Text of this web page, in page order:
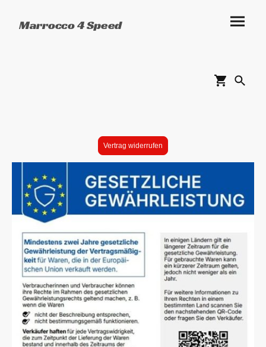
Marrocco 4 Speed
Vertrag widerrufen